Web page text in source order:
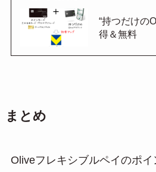
“持つだけの
得＆無料
まとめ
Oliveフレキシブルペイのポ